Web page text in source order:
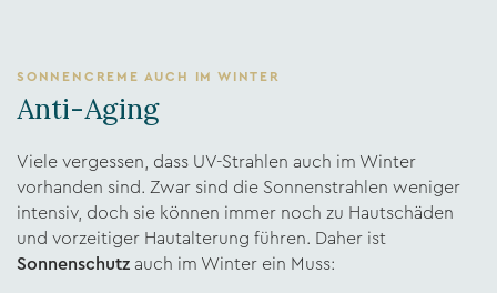
SONNENCREME AUCH IM WINTER
Anti-Aging
Viele vergessen, dass UV-Strahlen auch im Winter
vorhanden sind. Zwar sind die Sonnenstrahlen weniger
intensiv, doch sie können immer noch zu Hautschäden
und vorzeitiger Hautalterung führen. Daher ist
Sonnenschutz auch im Winter ein Muss: